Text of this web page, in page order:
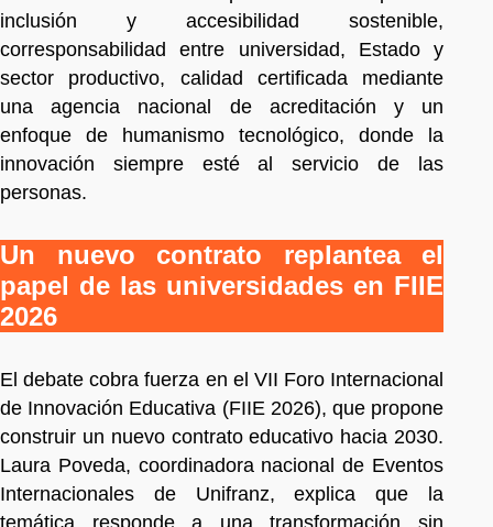
inclusión y accesibilidad sostenible,
corresponsabilidad entre universidad, Estado y
sector productivo, calidad certificada mediante
una agencia nacional de acreditación y un
enfoque de humanismo tecnológico, donde la
innovación siempre esté al servicio de las
personas.
Un nuevo contrato replantea el
papel de las universidades en FIIE
2026
El debate cobra fuerza en el VII Foro Internacional
de Innovación Educativa (FIIE 2026), que propone
construir un nuevo contrato educativo hacia 2030.
Laura Poveda, coordinadora nacional de Eventos
Internacionales de Unifranz, explica que la
temática responde a una transformación sin